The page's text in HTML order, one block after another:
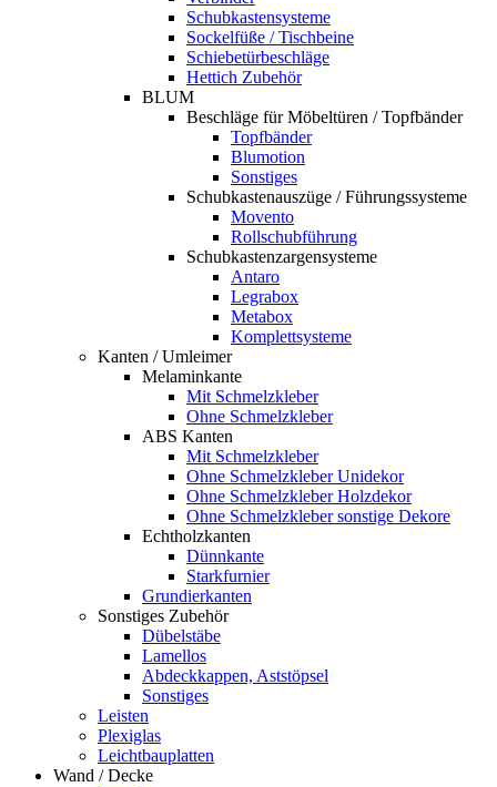
Schubkastensysteme
Sockelfüße / Tischbeine
Schiebetürbeschläge
Hettich Zubehör
BLUM
Beschläge für Möbeltüren / Topfbänder
Topfbänder
Blumotion
Sonstiges
Schubkastenauszüge / Führungssysteme
Movento
Rollschubführung
Schubkastenzargensysteme
Antaro
Legrabox
Metabox
Komplettsysteme
Kanten / Umleimer
Melaminkante
Mit Schmelzkleber
Ohne Schmelzkleber
ABS Kanten
Mit Schmelzkleber
Ohne Schmelzkleber Unidekor
Ohne Schmelzkleber Holzdekor
Ohne Schmelzkleber sonstige Dekore
Echtholzkanten
Dünnkante
Starkfurnier
Grundierkanten
Sonstiges Zubehör
Dübelstäbe
Lamellos
Abdeckkappen, Aststöpsel
Sonstiges
Leisten
Plexiglas
Leichtbauplatten
Wand / Decke